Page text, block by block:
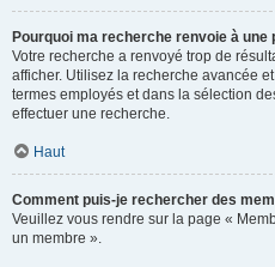
Pourquoi ma recherche renvoie à une
Votre recherche a renvoyé trop de
afficher. Utilisez la recherche avancée
termes employés et dans la sélection
effectuer une recherche.
Haut
Comment puis-je rechercher des
Veuillez vous rendre sur la page «
un membre ».